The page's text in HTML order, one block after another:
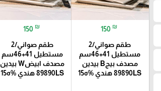
150 ₪
طقم صواني/2
مستطيل 41+46سم
مصدف بيجB بيدين
89890LS هندي %ه15
150 ₪
طقم صواني/2
مستطيل 41+46سم
مصدف ابيضW بيدين
89890LS هندي %ه15